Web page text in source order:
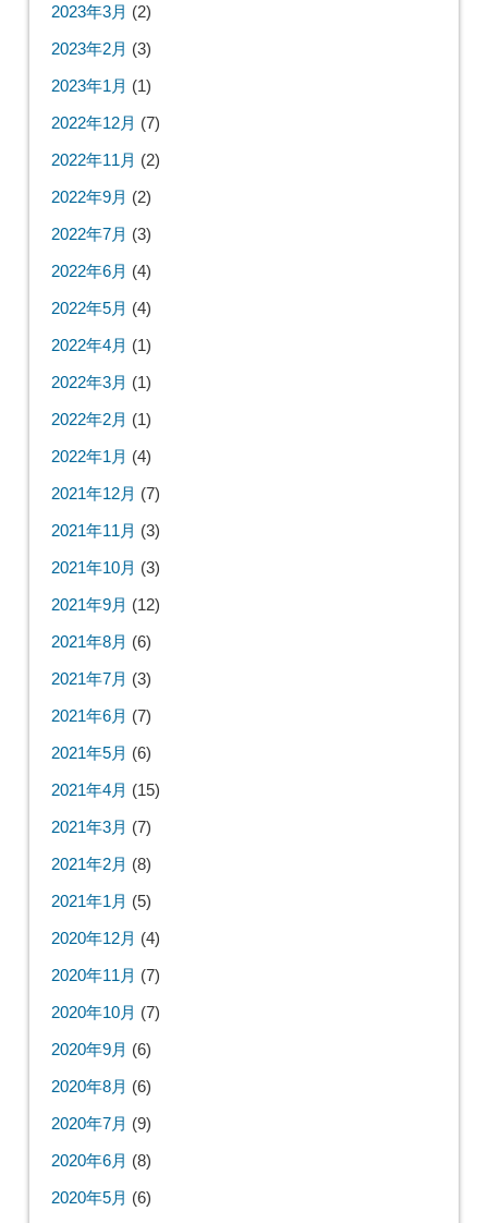
2023年3月 (2)
2023年2月 (3)
2023年1月 (1)
2022年12月 (7)
2022年11月 (2)
2022年9月 (2)
2022年7月 (3)
2022年6月 (4)
2022年5月 (4)
2022年4月 (1)
2022年3月 (1)
2022年2月 (1)
2022年1月 (4)
2021年12月 (7)
2021年11月 (3)
2021年10月 (3)
2021年9月 (12)
2021年8月 (6)
2021年7月 (3)
2021年6月 (7)
2021年5月 (6)
2021年4月 (15)
2021年3月 (7)
2021年2月 (8)
2021年1月 (5)
2020年12月 (4)
2020年11月 (7)
2020年10月 (7)
2020年9月 (6)
2020年8月 (6)
2020年7月 (9)
2020年6月 (8)
2020年5月 (6)